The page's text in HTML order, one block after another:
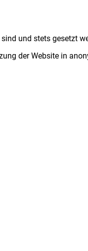
und stets gesetzt
der Website in